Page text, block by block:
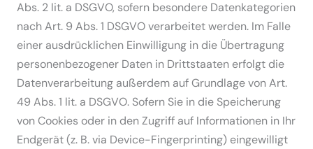
Abs. 2 lit. a DSGVO, sofern besondere Daten­ka­te­gorien
nach Art. 9 Abs. 1 DSGVO verar­beitet werden. Im Falle
einer ausdrück­lichen Einwil­ligung in die Übertragung
perso­nen­be­zo­gener Daten in Dritt­staaten erfolgt die
Daten­ver­ar­beitung außerdem auf Grundlage von Art.
49 Abs. 1 lit. a DSGVO. Sofern Sie in die Speicherung
von Cookies oder in den Zugriff auf Infor­ma­tionen in Ihr
Endgerät (z. B. via Device-Finger­printing) einge­willigt